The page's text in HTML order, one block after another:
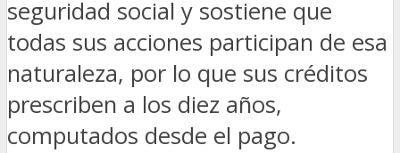
seguridad social y sostiene que
todas sus acciones participan de esa
naturaleza, por lo que sus créditos
prescriben a los diez años,
computados desde el pago.